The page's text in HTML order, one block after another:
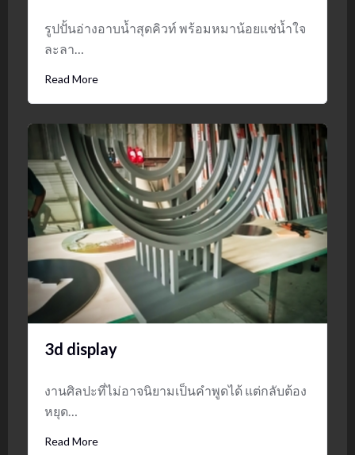
รูปปั้นอ่างอาบน้ำสุดคิวท์ พร้อมหมาน้อยแช่น้ำใจ
ละลา…
Read More
3d display
งานศิลปะที่ไม่อาจนิยามเป็นคำพูดได้ แต่กลับต้อง
หยุด…
Read More